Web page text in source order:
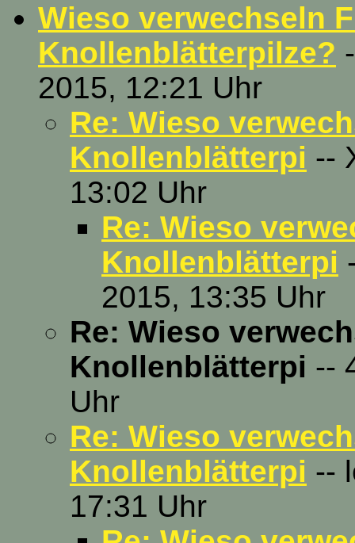
Wieso verwechseln
Knollenblätterpilze?
2015, 12:21 Uhr
Re: Wieso
Knollenblätterpi --
13:02 Uhr
Re: Wieso
Knollenblätterpi
2015, 13:35 Uhr
Re: Wieso
Knollenblätterpi --
Uhr
Re: Wieso
Knollenblätterpi --
17:31 Uhr